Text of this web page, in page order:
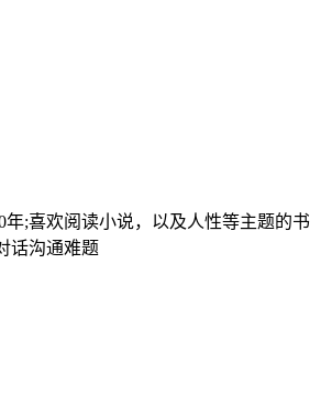
年;喜欢阅读小说，以及人性等主题的书
话沟通难题